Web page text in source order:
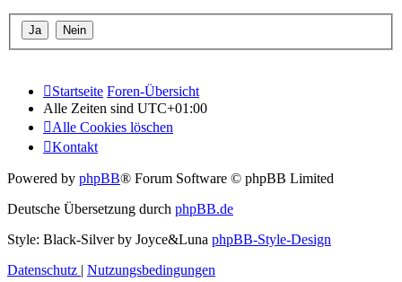
Startseite Foren-Übersicht
Alle Zeiten sind UTC+01:00
Alle Cookies löschen
Kontakt
Powered by phpBB® Forum Software © phpBB Limited
Deutsche Übersetzung durch phpBB.de
Style: Black-Silver by Joyce&Luna phpBB-Style-Design
Datenschutz | Nutzungsbedingungen